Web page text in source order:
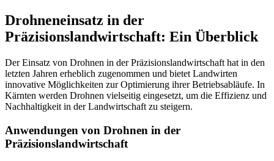
Drohneneinsatz in der
Präzisionslandwirtschaft: Ein Überblick
Der Einsatz von Drohnen in der Präzisionslandwirtschaft hat in den
letzten Jahren erheblich zugenommen und bietet Landwirten
innovative Möglichkeiten zur Optimierung ihrer Betriebsabläufe. In
Kärnten werden Drohnen vielseitig eingesetzt, um die Effizienz und
Nachhaltigkeit in der Landwirtschaft zu steigern.
Anwendungen von Drohnen in der
Präzisionslandwirtschaft